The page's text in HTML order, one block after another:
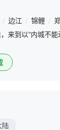
/ 边江 / 锦鲤 / 郑
陆